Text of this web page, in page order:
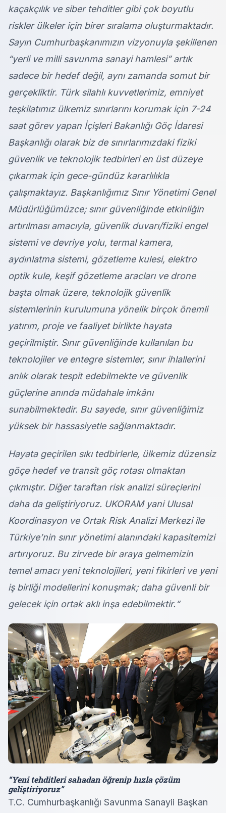
kaçakçılık ve siber tehditler gibi çok boyutlu
riskler ülkeler için birer sıralama oluşturmaktadır.
Sayın Cumhurbaşkanımızın vizyonuyla şekillenen
“yerli ve milli savunma sanayi hamlesi” artık
sadece bir hedef değil, aynı zamanda somut bir
gerçekliktir. Türk silahlı kuvvetlerimiz, emniyet
teşkilatımız ülkemiz sınırlarını korumak için 7-24
saat görev yapan İçişleri Bakanlığı Göç İdaresi
Başkanlığı olarak biz de sınırlarımızdaki fiziki
güvenlik ve teknolojik tedbirleri en üst düzeye
çıkarmak için gece-gündüz kararlılıkla
çalışmaktayız. Başkanlığımız Sınır Yönetimi Genel
Müdürlüğümüzce; sınır güvenliğinde etkinliğin
artırılması amacıyla, güvenlik duvarı/fiziki engel
sistemi ve devriye yolu, termal kamera,
aydınlatma sistemi, gözetleme kulesi, elektro
optik kule, keşif gözetleme aracları ve drone
başta olmak üzere, teknolojik güvenlik
sistemlerinin kurulumuna yönelik birçok önemli
yatırım, proje ve faaliyet birlikte hayata
geçirilmiştir. Sınır güvenliğinde kullanılan bu
teknolojiler ve entegre sistemler, sınır ihlallerini
anlık olarak tespit edebilmekte ve güvenlik
güçlerine anında müdahale imkânı
sunabilmektedir. Bu sayede, sınır güvenliğimiz
yüksek bir hassasiyetle sağlanmaktadır.
Hayata geçirilen sıkı tedbirlerle, ülkemiz düzensiz
göçe hedef ve transit göç rotası olmaktan
çıkmıştır. Diğer taraftan risk analizi süreçlerini
daha da geliştiriyoruz. UKORAM yani Ulusal
Koordinasyon ve Ortak Risk Analizi Merkezi ile
Türkiye’nin sınır yönetimi alanındaki kapasitemizi
artırıyoruz. Bu zirvede bir araya gelmemizin
temel amacı yeni teknolojileri, yeni fikirleri ve yeni
iş birliği modellerini konuşmak; daha güvenli bir
gelecek için ortak aklı inşa edebilmektir.“
“Yeni tehditleri sahadan öğrenip hızla çözüm
geliştiriyoruz”
T.C. Cumhurbaşkanlığı Savunma Sanayii Başkan